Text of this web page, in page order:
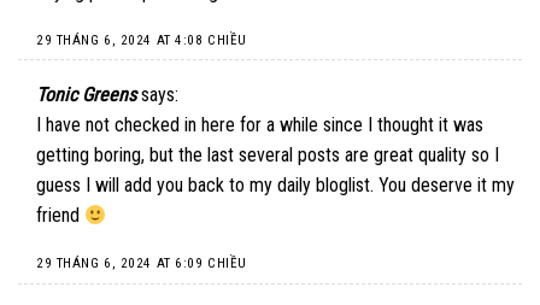
29 THÁNG 6, 2024 AT 4:08 CHIỀU
Tonic Greens says:
I have not checked in here for a while since I thought it was
getting boring, but the last several posts are great quality so I
guess I will add you back to my daily bloglist. You deserve it my
friend
29 THÁNG 6, 2024 AT 6:09 CHIỀU